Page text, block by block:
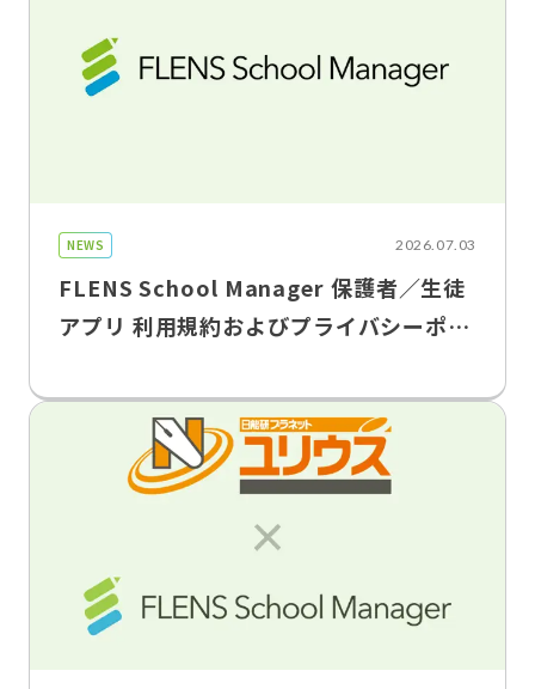
NEWS 2026.07.03
FLENS School Manager 保護者／生徒
アプリ 利用規約およびプライバシーポリ